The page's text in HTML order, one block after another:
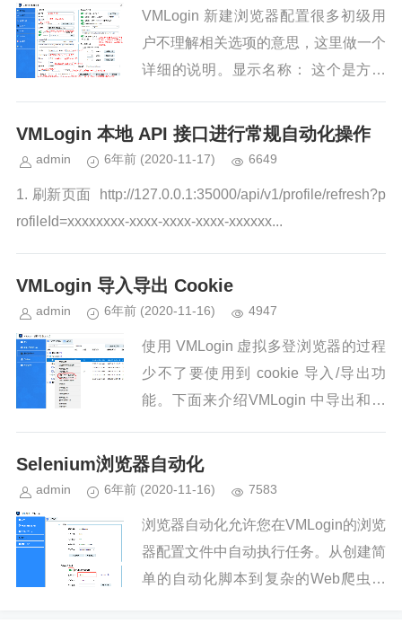
VMLogin 新建浏览器配置很多初级用
户不理解相关选项的意思，这里做一个
详细的说明。显示名称： 这个是方便
字，这个随意。备注信息：可以存放一
VMLogin 本地 API 接口进行常规自动化操作
admin 6年前 (2020-11-17) 6649
1. 刷新页面 http://127.0.0.1:35000/api/v1/profile/refresh?p
rofileId=xxxxxxxx-xxxx-xxxx-xxxx-xxxxxx...
VMLogin 导入导出 Cookie
admin 6年前 (2020-11-16) 4947
使用 VMLogin 虚拟多登浏览器的过程
少不了要使用到 cookie 导入/导出功
能。下面来介绍VMLogin 中导出和导
件列表中使用右键，可以导出选中的配
Selenium浏览器自动化
admin 6年前 (2020-11-16) 7583
浏览器自动化允许您在VMLogin的浏览
器配置文件中自动执行任务。从创建简
单的自动化脚本到复杂的Web爬虫，